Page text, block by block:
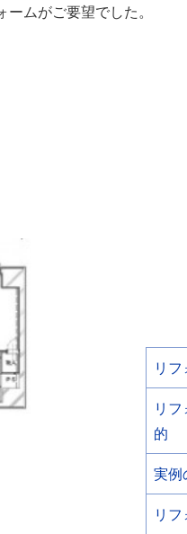
ムがご要望でした。
リ
リ
的
実例
リ